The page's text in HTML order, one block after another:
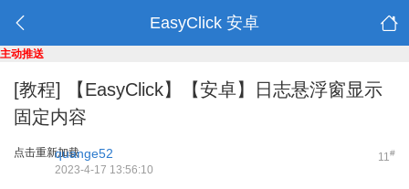
EasyClick 安卓
主动推送
[教程]
【EasyClick】【安卓】日志悬浮窗显示
固定内容
点击重新加载 11#
quange52
2023-4-17 13:56:10